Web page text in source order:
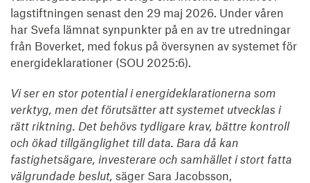
lagstiftningen senast den 29 maj 2026. Under våren
har Svefa lämnat synpunkter på en av tre utredningar
från Boverket, med fokus på översynen av systemet för
energideklarationer (SOU 2025:6).
Vi ser en stor potential i energideklarationerna som
verktyg, men det förutsätter att systemet utvecklas i
rätt riktning. Det behövs tydligare krav, bättre kontroll
och ökad tillgänglighet till data. Bara då kan
fastighetsägare, investerare och samhället i stort fatta
välgrundade beslut, säger Sara Jacobsson,